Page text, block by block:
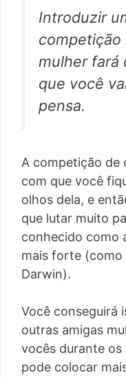
Introduzir
competição
mulher fará
que você
pensa.
A competição de
com que você
olhos dela, e
que lutar muito
conhecido como
mais forte (como
Darwin).
Você conseguirá
outras amigas
vocês durante
pode colocar